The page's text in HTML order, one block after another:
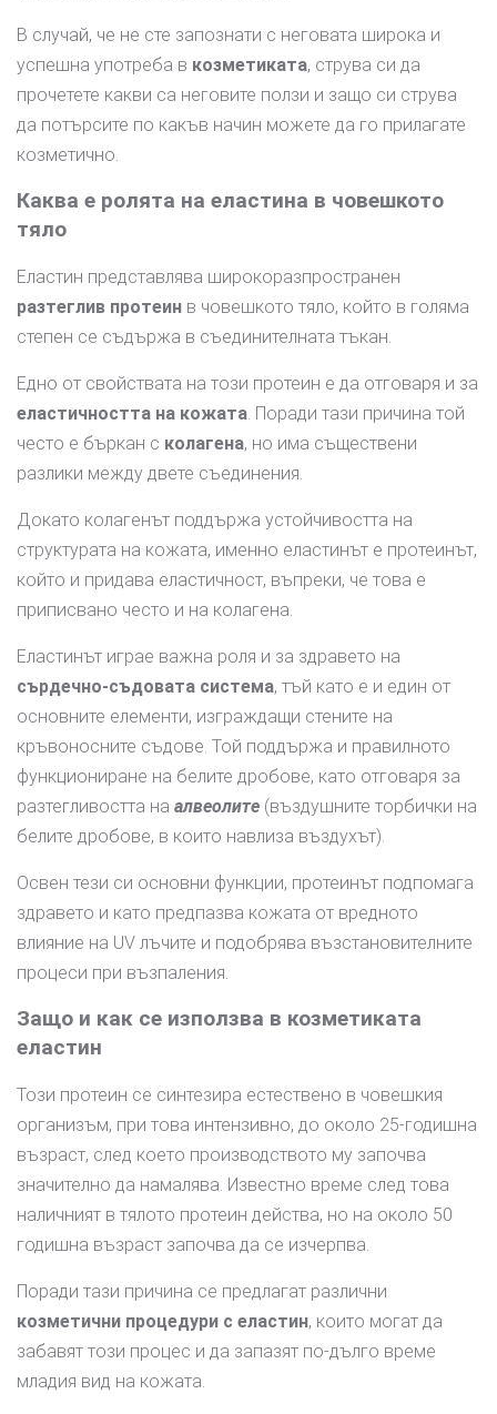
В случай, че не сте запознати с неговата широка и
успешна употреба в козметиката, струва си да
прочетете какви са неговите ползи и защо си струва
да потърсите по какъв начин можете да го прилагате
козметично.
Каква е ролята на еластина в човешкото
тяло
Еластин представлява широкоразпространен
разтеглив протеин в човешкото тяло, който в голяма
степен се съдържа в съединителната тъкан.
Едно от свойствата на този протеин е да отговаря и за
еластичността на кожата. Поради тази причина той
често е бъркан с колагена, но има съществени
разлики между двете съединения.
Докато колагенът поддържа устойчивостта на
структурата на кожата, именно еластинът е протеинът,
който и придава еластичност, въпреки, че това е
приписвано често и на колагена.
Еластинът играе важна роля и за здравето на
сърдечно-съдовата система, тъй като е и един от
основните елементи, изграждащи стените на
кръвоносните съдове. Той поддържа и правилното
функциониране на белите дробове, като отговаря за
разтегливостта на алвеолите (въздушните торбички на
белите дробове, в които навлиза въздухът).
Освен тези си основни функции, протеинът подпомага
здравето и като предпазва кожата от вредното
влияние на UV лъчите и подобрява възстановителните
процеси при възпаления.
Защо и как се използва в козметиката
еластин
Този протеин се синтезира естествено в човешкия
организъм, при това интензивно, до около 25-годишна
възраст, след което производството му започва
значително да намалява. Известно време след това
наличният в тялото протеин действа, но на около 50
годишна възраст започва да се изчерпва.
Поради тази причина се предлагат различни
козметични процедури с еластин, които могат да
забавят този процес и да запазят по-дълго време
младия вид на кожата.